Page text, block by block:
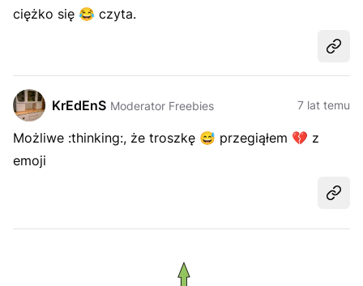
ciężko się 😂 czyta.
KrEdEnS Moderator Freebies 7 lat temu
Możliwe :thinking:, że troszkę 😅 przegiąłem 💔 z
emoji